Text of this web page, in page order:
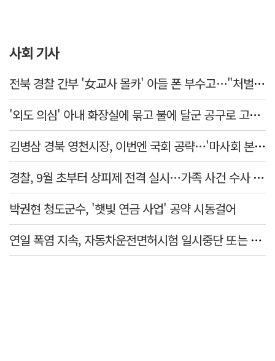
사회 기사
전북 경찰 간부 '女교사 몰카' 아들 폰 부수고…"처벌 못하는 사안" 내부망에 글
'외도 의심' 아내 화장실에 묶고 불에 달군 공구로 고문…남편 검거
김병삼 경북 영천시장, 이번엔 국회 공략…'마사회 본사 이전·광역교통망 확충' 요청
경찰, 9월 초부터 상피제 전격 실시…가족 사건 수사 못해
박권현 청도군수, '햇빛 연금 사업' 공약 시동걸어
연일 폭염 지속, 자동차운전면허시험 일시중단 또는 축소 운영